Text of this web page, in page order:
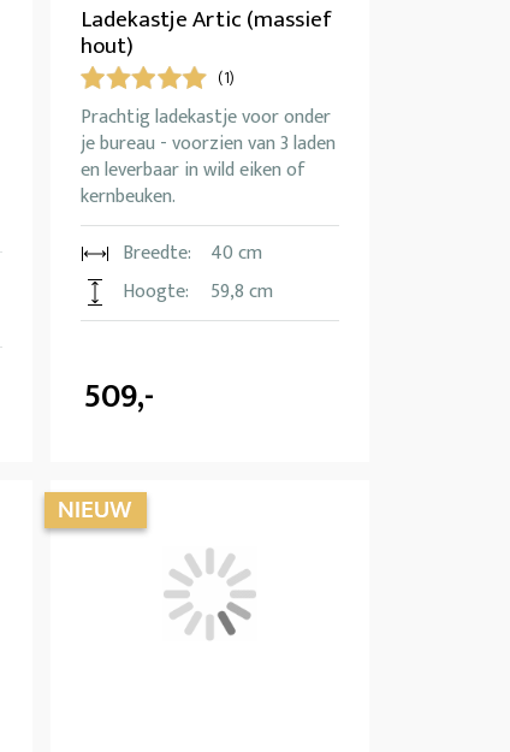
Ladekastje Artic (massief
hout)
(1)
Prachtig ladekastje voor onder
je bureau - voorzien van 3 laden
en leverbaar in wild eiken of
kernbeuken.
Breedte:
40 cm
Hoogte:
59,8 cm
509,-